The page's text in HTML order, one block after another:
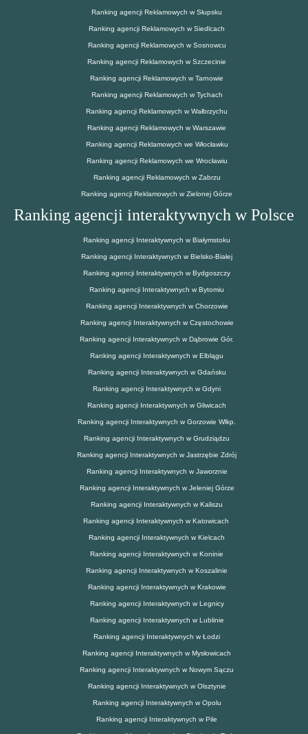
Ranking agencji Reklamowych w Słupsku
Ranking agencji Reklamowych w Siedlcach
Ranking agencji Reklamowych w Sosnowcu
Ranking agencji Reklamowych w Szczecinie
Ranking agencji Reklamowych w Tarnowie
Ranking agencji Reklamowych w Tychach
Ranking agencji Reklamowych w Wałbrzychu
Ranking agencji Reklamowych w Warszawie
Ranking agencji Reklamowych we Włocławku
Ranking agencji Reklamowych we Wrocławiu
Ranking agencji Reklamowych w Zabrzu
Ranking agencji Reklamowych w Zielonej Górze
Ranking agencji interaktywnych w Polsce
Ranking agencji Interaktywnych w Białymstoku
Ranking agencji Interaktywnych w Bielsko-Białej
Ranking agencji Interaktywnych w Bydgoszczy
Ranking agencji Interaktywnych w Bytomiu
Ranking agencji Interaktywnych w Chorzowie
Ranking agencji Interaktywnych w Częstochowie
Ranking agencji Interaktywnych w Dąbrowie Gór.
Ranking agencji Interaktywnych w Elblągu
Ranking agencji Interaktywnych w Gdańsku
Ranking agencji Interaktywnych w Gdyni
Ranking agencji Interaktywnych w Gliwicach
Ranking agencji Interaktywnych w Gorzowie Wlkp.
Ranking agencji Interaktywnych w Grudziądzu
Ranking agencji Interaktywnych w Jastrzębie Zdrój
Ranking agencji Interaktywnych w Jaworznie
Ranking agencji Interaktywnych w Jeleniej Górze
Ranking agencji Interaktywnych w Kaliszu
Ranking agencji Interaktywnych w Katowicach
Ranking agencji Interaktywnych w Kielcach
Ranking agencji Interaktywnych w Koninie
Ranking agencji Interaktywnych w Koszalinie
Ranking agencji Interaktywnych w Krakowie
Ranking agencji Interaktywnych w Legnicy
Ranking agencji Interaktywnych w Lublinie
Ranking agencji Interaktywnych w Łodzi
Ranking agencji Interaktywnych w Mysłowicach
Ranking agencji Interaktywnych w Nowym Sączu
Ranking agencji Interaktywnych w Olsztynie
Ranking agencji Interaktywnych w Opolu
Ranking agencji Interaktywnych w Pile